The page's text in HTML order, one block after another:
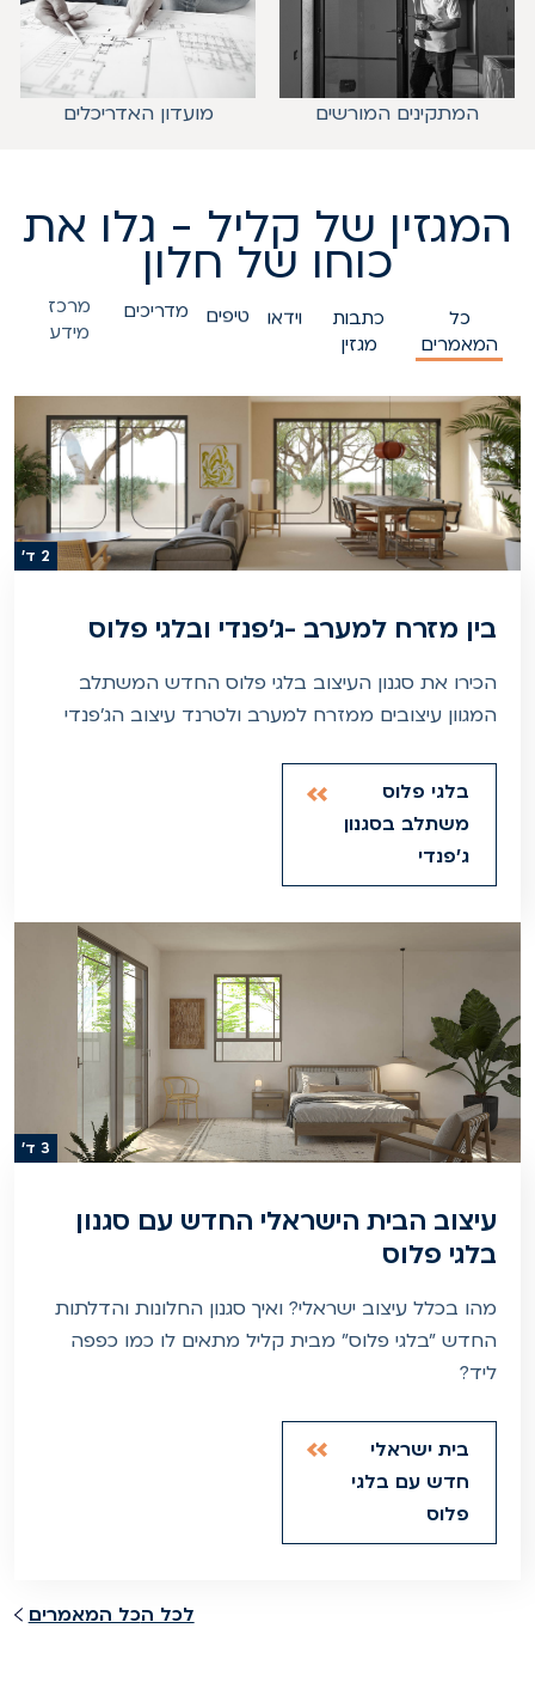
המתקינים המורשים מועדון האדריכלים
המגזין של קליל - גלו את
כוחו של חלון
כל
המאמרים
כתבות
מגזין
וידאו טיפים מדריכים
מרכז
מידע
2 ד'
בין מזרח למערב -ג'פנדי ובלגי פלוס
הכירו את סגנון העיצוב בלגי פלוס החדש המשתלב
המגוון עיצובים ממזרח למערב ולטרנד עיצוב הג'פנדי
בלגי פלוס
משתלב בסגנון
ג'פנדי
3 ד'
עיצוב הבית הישראלי החדש עם סגנון
בלגי פלוס
מהו בכלל עיצוב ישראלי? ואיך סגנון החלונות והדלתות
החדש "בלגי פלוס" מבית קליל מתאים לו כמו כפפה
ליד?
בית ישראלי
חדש עם בלגי
פלוס
לכל ה כל המאמרים